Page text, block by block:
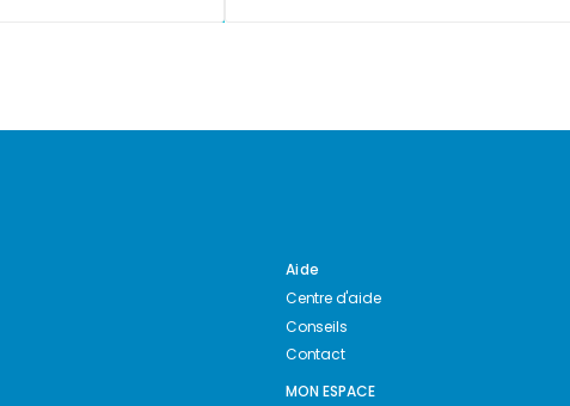
Aide
Centre d'aide
Conseils
Contact
MON ESPACE